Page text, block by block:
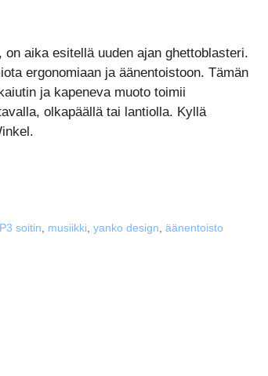
aika esitellä uuden ajan ghettoblasteri.
ergonomiaan ja äänentoistoon. Tämän
ja kapeneva muoto toimii
olkapäällä tai lantiolla. Kyllä
soitin, musiikki,yanko design,äänentoisto